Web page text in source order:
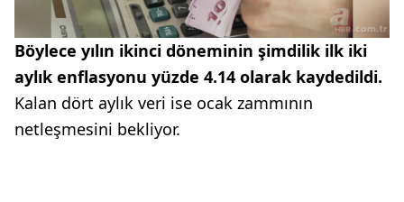
Böylece yılın ikinci döneminin şimdilik ilk iki
aylık enflasyonu yüzde 4.14 olarak kaydedildi.
Kalan dört aylık veri ise ocak zammının
netleşmesini bekliyor.